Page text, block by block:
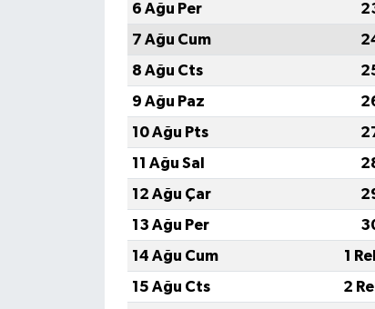
6 Ağu Per
7 Ağu Cum
8 Ağu Cts
9 Ağu Paz
10 Ağu Pts
11 Ağu Sal
12 Ağu Çar
13 Ağu Per
14 Ağu Cum
1
15 Ağu Cts
2